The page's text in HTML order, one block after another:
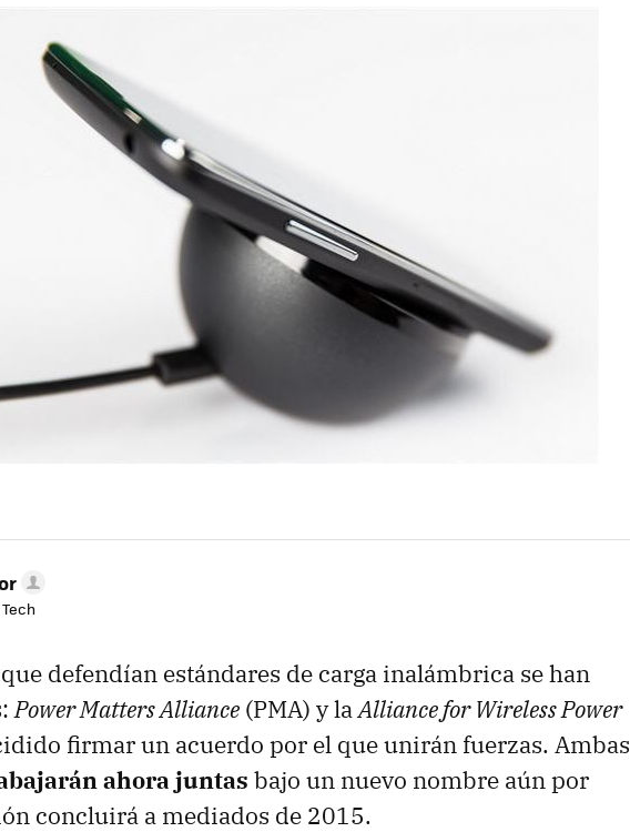
defendían estándares de carga inalámbrica se han
Power Matters Alliance (PMA) y laAlliance for Wireless Power
firmar un acuerdo por el que unirán fuerzas. Ambas
ahora juntas bajo un nuevo nombre aún por
concluirá a mediados de 2015.